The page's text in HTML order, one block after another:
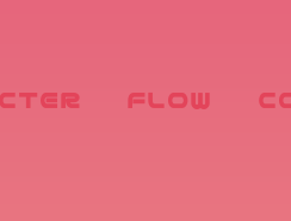
FLOW